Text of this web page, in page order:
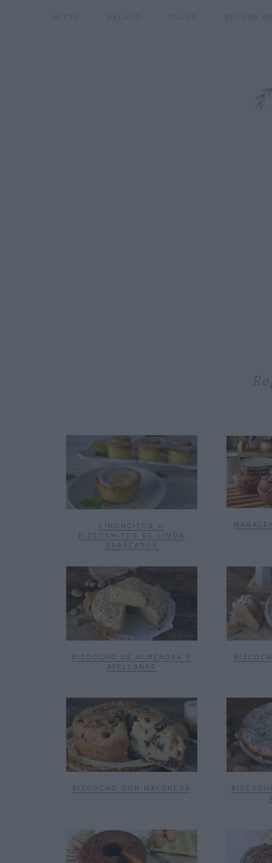
LIMONCITOS O
BIZCOCHITOS DE LIMON
GRASEADOS
BIZCOCHO DE ALMENDRA Y
AVELLANAS
BIZCOCHO CON MAYONESA